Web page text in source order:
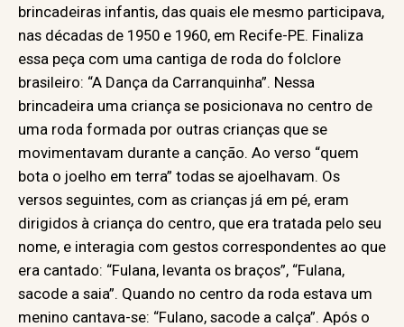
brincadeiras infantis, das quais ele mesmo participava,
nas décadas de 1950 e 1960, em Recife-PE. Finaliza
essa peça com uma cantiga de roda do folclore
brasileiro: “A Dança da Carranquinha”. Nessa
brincadeira uma criança se posicionava no centro de
uma roda formada por outras crianças que se
movimentavam durante a canção. Ao verso “quem
bota o joelho em terra” todas se ajoelhavam. Os
versos seguintes, com as crianças já em pé, eram
dirigidos à criança do centro, que era tratada pelo seu
nome, e interagia com gestos correspondentes ao que
era cantado: “Fulana, levanta os braços”, “Fulana,
sacode a saia”. Quando no centro da roda estava um
menino cantava-se: “Fulano, sacode a calça”. Após o